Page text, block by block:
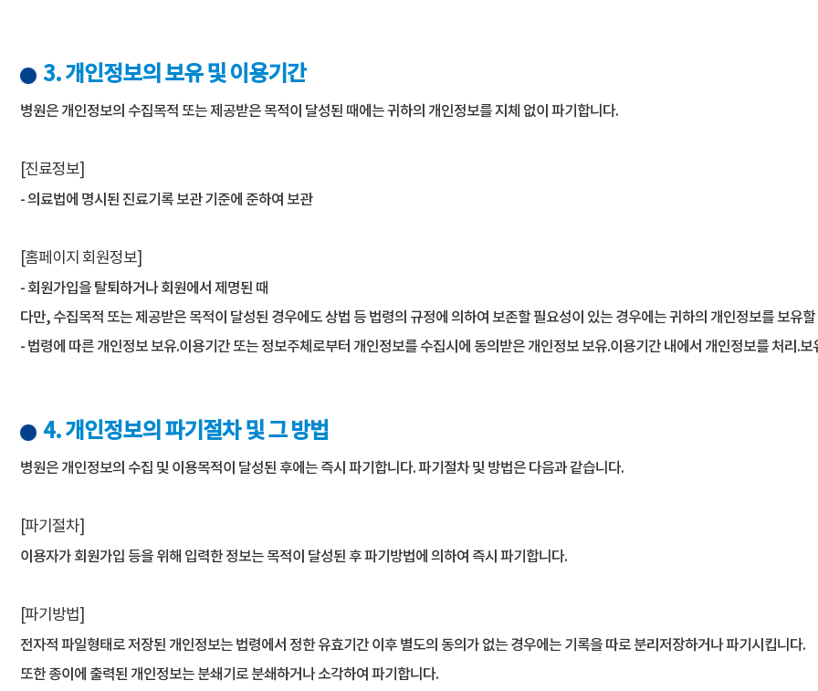
3. 개인정보의 보유 및 이용기간
병원은 개인정보의 수집목적 또는 제공받은 목적이 달성된 때에는 귀하의 개인정보를 지체 없이 파기합니다.
[진료정보]
- 의료법에 명시된 진료기록 보관 기준에 준하여 보관
[홈페이지 회원정보]
- 회원가입을 탈퇴하거나 회원에서 제명된 때
다만, 수집목적 또는 제공받은 목적이 달성된 경우에도 상법 등 법령의 규정에 의하여 보존할 필요성이 있는 경우에는 귀하의 개인정보를 보유
- 법령에 따른 개인정보 보유.이용기간 또는 정보주체로부터 개인정보를 수집시에 동의받은 개인정보 보유.이용기간 내에서 개인정보를 처리.보
4. 개인정보의 파기절차 및 그 방법
병원은 개인정보의 수집 및 이용목적이 달성된 후에는 즉시 파기합니다. 파기절차 및 방법은 다음과 같습니다.
[파기절차]
이용자가 회원가입 등을 위해 입력한 정보는 목적이 달성된 후 파기방법에 의하여 즉시 파기합니다.
[파기방법]
전자적 파일형태로 저장된 개인정보는 법령에서 정한 유효기간 이후 별도의 동의가 없는 경우에는 기록을 따로 분리저장하거나 파기시킵니다.
또한 종이에 출력된 개인정보는 분쇄기로 분쇄하거나 소각하여 파기합니다.